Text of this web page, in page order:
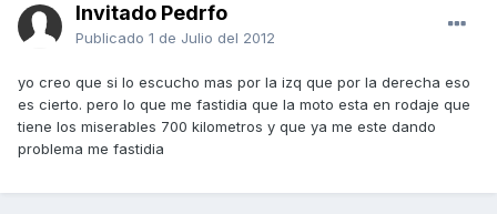
Invitado Pedrfo
Publicado 1 de Julio del 2012
yo creo que si lo escucho mas por la izq que por la derecha eso
es cierto. pero lo que me fastidia que la moto esta en rodaje que
tiene los miserables 700 kilometros y que ya me este dando
problema me fastidia